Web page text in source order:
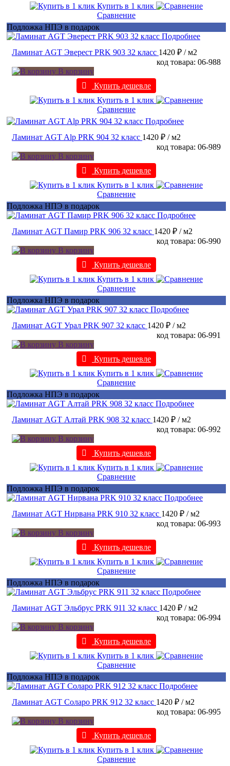
Купить в 1 клик
Сравнение
Подложка НПЭ в подарок
Подробнее
Ламинат AGT Эверест PRK 903 32 класс 1420 ₽ / м2
код товара: 06-988
В корзину
Купить дешевле
Купить в 1 клик
Сравнение
Подробнее
Ламинат AGT Alp PRK 904 32 класс 1420 ₽ / м2
код товара: 06-989
В корзину
Купить дешевле
Купить в 1 клик
Сравнение
Подложка НПЭ в подарок
Подробнее
Ламинат AGT Памир PRK 906 32 класс 1420 ₽ / м2
код товара: 06-990
В корзину
Купить дешевле
Купить в 1 клик
Сравнение
Подложка НПЭ в подарок
Подробнее
Ламинат AGT Урал PRK 907 32 класс 1420 ₽ / м2
код товара: 06-991
В корзину
Купить дешевле
Купить в 1 клик
Сравнение
Подложка НПЭ в подарок
Подробнее
Ламинат AGT Алтай PRK 908 32 класс 1420 ₽ / м2
код товара: 06-992
В корзину
Купить дешевле
Купить в 1 клик
Сравнение
Подложка НПЭ в подарок
Подробнее
Ламинат AGT Нирвана PRK 910 32 класс 1420 ₽ / м2
код товара: 06-993
В корзину
Купить дешевле
Купить в 1 клик
Сравнение
Подложка НПЭ в подарок
Подробнее
Ламинат AGT Эльбрус PRK 911 32 класс 1420 ₽ / м2
код товара: 06-994
В корзину
Купить дешевле
Купить в 1 клик
Сравнение
Подложка НПЭ в подарок
Подробнее
Ламинат AGT Соларо PRK 912 32 класс 1420 ₽ / м2
код товара: 06-995
В корзину
Купить дешевле
Купить в 1 клик
Сравнение